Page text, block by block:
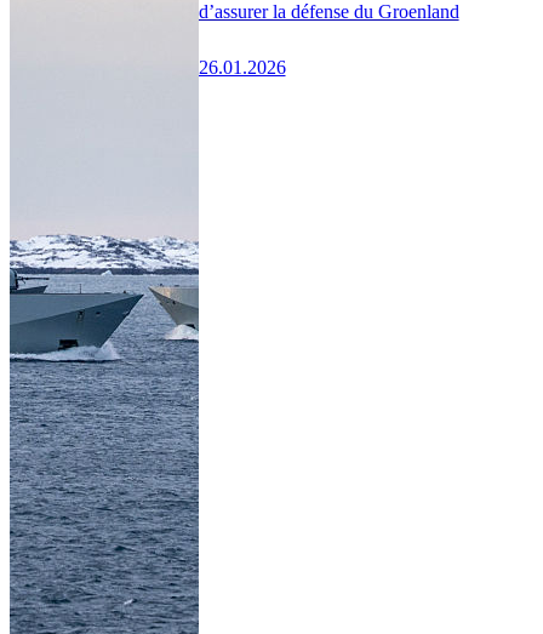
d’assurer la défense du Groenland
26.01.2026